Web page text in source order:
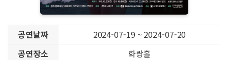
공연날짜
2024-07-19 ~ 2024-07-20
공연장소
화랑홀